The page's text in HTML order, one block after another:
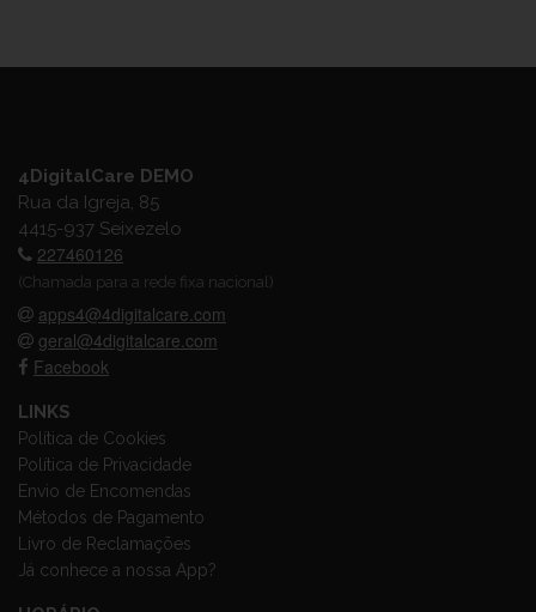
4DigitalCare DEMO
Rua da Igreja, 85
4415-937 Seixezelo
227460126
(Chamada para a rede fixa nacional)
apps4@4digitalcare.com
geral@4digitalcare.com
Facebook
LINKS
Política de Cookies
Política de Privacidade
Envio de Encomendas
Métodos de Pagamento
Livro de Reclamações
Já conhece a nossa App?